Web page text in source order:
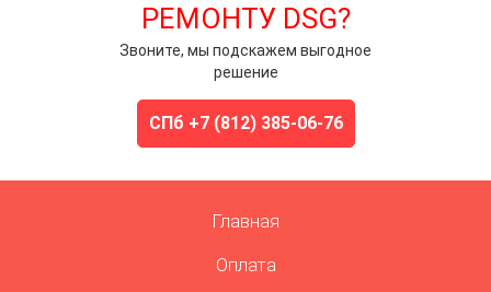
РЕМОНТУ DSG?
Звоните, мы подскажем выгодное
решение
СПб +7 (812) 385-06-76
Главная
Оплата